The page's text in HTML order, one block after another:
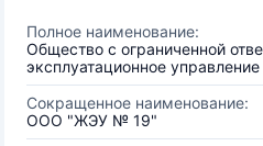
Полное наименование:
Общество с ограниченной
эксплуатационное
Сокращенное наименование:
ООО "ЖЭУ № 19"